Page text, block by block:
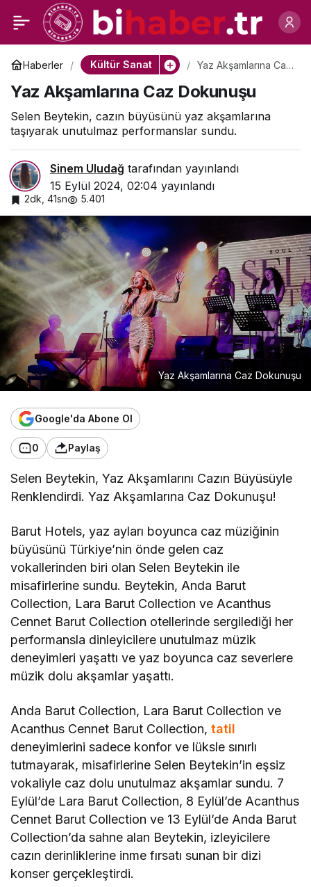
Haberler Kültür Sanat
Yaz Akşamlarına Caz
Yaz Akşamlarına Caz Dokunuşu
Selen Beytekin, cazın büyüsünü yaz akşamlarına
taşıyarak unutulmaz performanslar sundu.
Sinem Uludağ tarafından yayınlandı
15 Eylül 2024, 02:04 yayınlandı
2dk, 41sn 5.401
Yaz Akşamlarına Caz Dokunuşu
Google'da Abone Ol
0 Paylaş
Selen Beytekin, Yaz Akşamlarını Cazın Büyüsüyle
Renklendirdi. Yaz Akşamlarına Caz Dokunuşu!
Barut Hotels, yaz ayları boyunca caz müziğinin
büyüsünü Türkiye’nin önde gelen caz
vokallerinden biri olan Selen Beytekin ile
misafirlerine sundu. Beytekin, Anda Barut
Collection, Lara Barut Collection ve Acanthus
Cennet Barut Collection otellerinde sergilediği her
performansla dinleyicilere unutulmaz müzik
deneyimleri yaşattı ve yaz boyunca caz severlere
müzik dolu akşamlar yaşattı.
Anda Barut Collection, Lara Barut Collection ve
Acanthus Cennet Barut Collection,tatil
deneyimlerini sadece konfor ve lüksle sınırlı
tutmayarak, misafirlerine Selen Beytekin’in eşsiz
vokaliyle caz dolu unutulmaz akşamlar sundu. 7
Eylül’de Lara Barut Collection, 8 Eylül’de Acanthus
Cennet Barut Collection ve 13 Eylül’de Anda Barut
Collection’da sahne alan Beytekin, izleyicilere
cazın derinliklerine inme fırsatı sunan bir dizi
konser gerçekleştirdi.
13 Eylül Cuma Günü
Vizyona Girecek Filmler
0 Paylaş